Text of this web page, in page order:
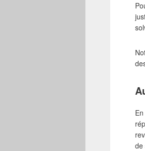
de